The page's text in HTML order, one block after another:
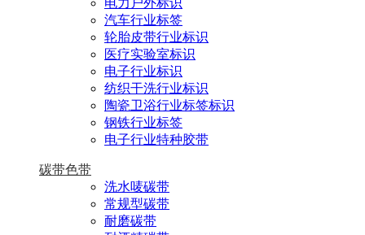
汽车行业标签
轮胎皮带行业标识
医疗实验室标识
电子行业标识
纺织干洗行业标识
陶瓷卫浴行业标签标识
钢铁行业标签
电子行业特种胶带
碳带色带
洗水唛碳带
常规型碳带
耐磨碳带